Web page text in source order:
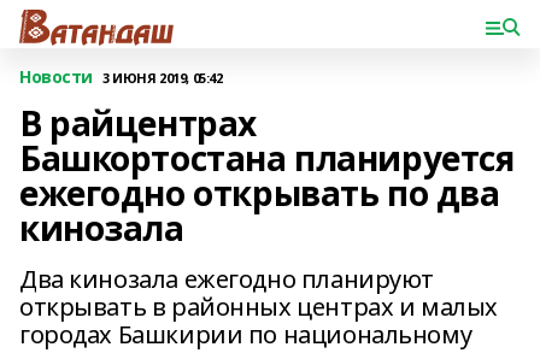
Новости 3 ИЮНЯ 2019, 05:42
В райцентрах
Башкортостана планируется
ежегодно открывать по два
кинозала
Два кинозала ежегодно планируют
открывать в районных центрах и малых
городах Башкирии по национальному